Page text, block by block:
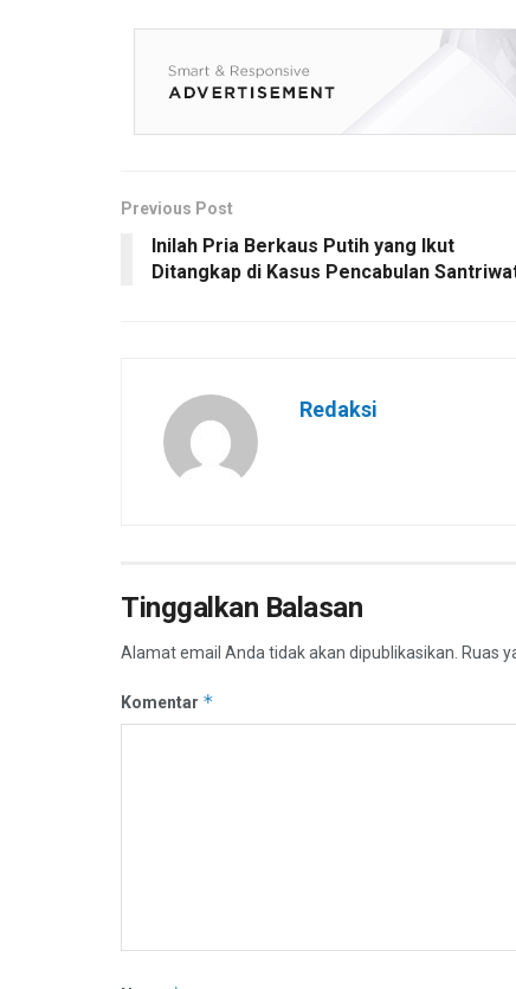
Previous Post
Inilah Pria Berkaus Putih yang Ikut
Ditangkap di Kasus Pencabulan
Redaksi
Tinggalkan Balasan
Alamat email Anda tidak akan dipublikasikan. Ruas
Komentar *